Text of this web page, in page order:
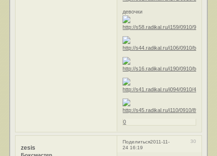
девочки
0
Поделиться 30
2011-11-
24 16:19
zesis
Боксмастер